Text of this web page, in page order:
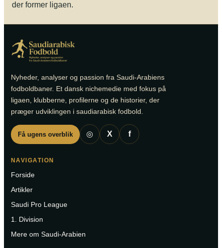
der former ligaen.
Nyheder, analyser og passion fra Saudi-Arabiens
fodboldbaner. Et dansk nichemedie med fokus på
ligaen, klubberne, profilerne og de historier, der
præger udviklingen i saudiarabisk fodbold.
Få ugens overblik ◎ X f
NAVIGATION
Forside
Artikler
Saudi Pro League
1. Division
Mere om Saudi-Arabien